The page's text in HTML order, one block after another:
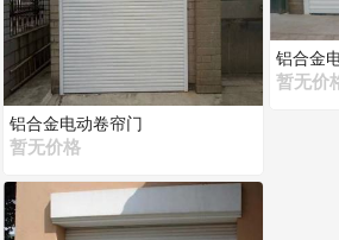
铝合金电动卷帘门
暂无价格
铝合金
暂无价